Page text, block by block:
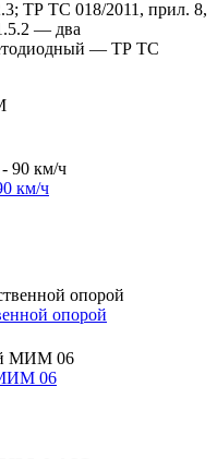
ТР ТС 018/2011, прил. 8,
— два
— ТР ТС
км/ч
опорой
06